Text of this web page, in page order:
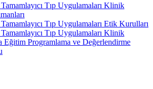
Tıp Uygulamaları Klinik
Tıp Uygulamaları Etik Kurulları
Tıp Uygulamaları Klinik
Eğitim Programlama ve Değerlendirme